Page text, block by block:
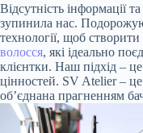
Відсутність інформації
зупинила нас.
технології, щоб
волосся, які ідеально
клієнтки. Наш підхід – це
цінностей. SV Atelier –
об’єднана прагненням